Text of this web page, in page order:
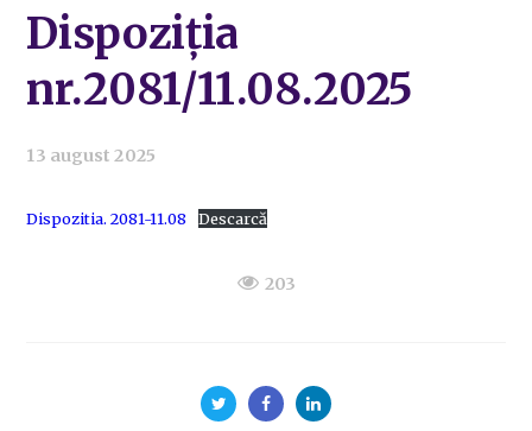
Dispoziția
nr.2081/11.08.2025
13 august 2025
Dispozitia. 2081-11.08 Descarcă
203